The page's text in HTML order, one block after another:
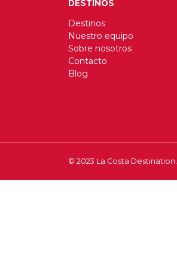
DESTINOS
Destinos
Nuestro equipo
Sobre nosotros
Contacto
Blog
© 2023 La Costa Destination.